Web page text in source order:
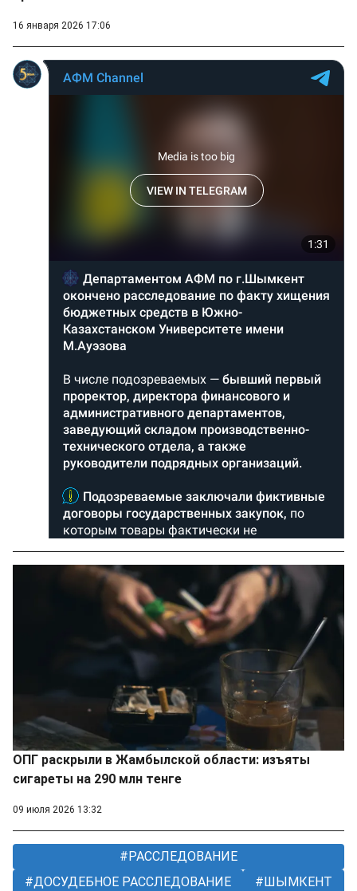
16 января 2026 17:06
ОПГ раскрыли в Жамбылской области: изъяты
сигареты на 290 млн тенге
09 июля 2026 13:32
РАССЛЕДОВАНИЕ
ДОСУДЕБНОЕ РАССЛЕДОВАНИЕ
ШЫМКЕНТ